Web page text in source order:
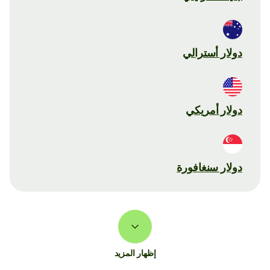
دولار أسترالي
دولار أمريكي
دولار سنغافورة
إظهار المزيد